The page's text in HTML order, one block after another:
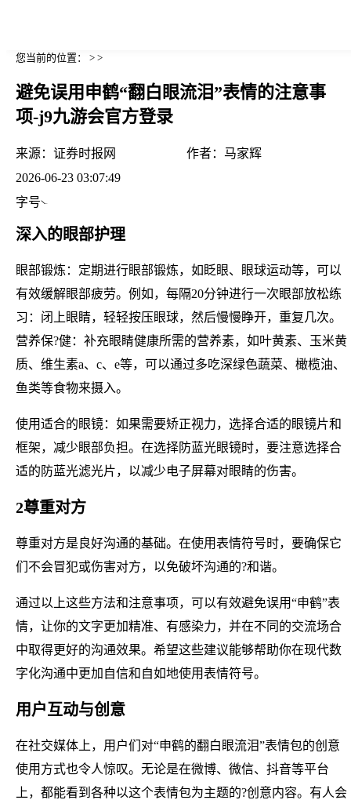
您当前的位置： > >
避免误用申鹤“翻白眼流泪”表情的注意事
项-j9九游会官方登录
来源： 证券时报网 作者： 马家辉
2026-06-23 03:07:49
字号
深入的眼部护理
眼部锻炼：定期进行眼部锻炼，如眨眼、眼球运动等，可以
有效缓解眼部疲劳。例如，每隔20分钟进行一次眼部放松练
习：闭上眼睛，轻轻按压眼球，然后慢慢睁开，重复几次。
营养保?健：补充眼睛健康所需的营养素，如叶黄素、玉米黄
质、维生素a、c、e等，可以通过多吃深绿色蔬菜、橄榄油、
鱼类等食物来摄入。
使用适合的眼镜：如果需要矫正视力，选择合适的眼镜片和
框架，减少眼部负担。在选择防蓝光眼镜时，要注意选择合
适的防蓝光滤光片，以减少电子屏幕对眼睛的伤害。
2尊重对方
尊重对方是良好沟通的基础。在使用表情符号时，要确保它
们不会冒犯或伤害对方，以免破坏沟通的?和谐。
通过以上这些方法和注意事项，可以有效避免误用“申鹤”表
情，让你的文字更加精准、有感染力，并在不同的交流场合
中取得更好的沟通效果。希望这些建议能够帮助你在现代数
字化沟通中更加自信和自如地使用表情符号。
用户互动与创意
在社交媒体上，用户们对“申鹤的翻白眼流泪”表情包的创意
使用方式也令人惊叹。无论是在微博、微信、抖音等平台
上，都能看到各种以这个表情包为主题的?创意内容。有人会